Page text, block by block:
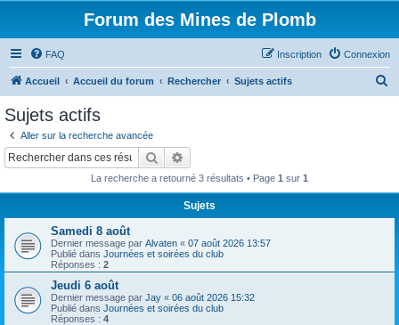
Forum des Mines de Plomb
FAQ Connexion
Inscription
Accueil Accueil du forum Rechercher Sujets actifs
r
Sujets actifs
Aller sur la recherche avancée
Rechercher
La recherche a retourné 3 résultats • Page 1 sur 1
Sujets
Samedi 8 août
Dernier message par Alvaten « 07 août 2026 13:57
Publié dans Journées et soirées du club
Réponses : 2
Jeudi 6 août
Dernier message par Jay « 06 août 2026 15:32
Publié dans Journées et soirées du club
Réponses : 4